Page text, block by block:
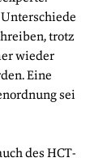
trotz
wieder
Eine
sei
des HCT-